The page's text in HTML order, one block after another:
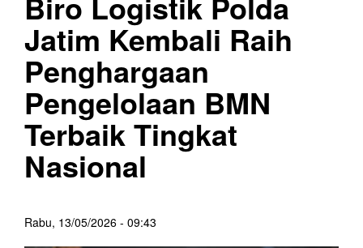
Jatim Kembali Raih
Penghargaan
Pengelolaan BMN
Terbaik Tingkat
Nasional
Rabu, 13/05/2026 - 09:43